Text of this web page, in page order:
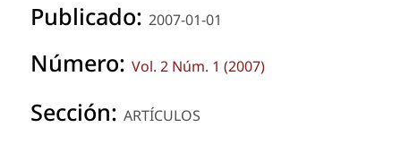
Publicado: 2007-01-01
Número: Vol. 2 Núm. 1 (2007)
Sección: ARTÍCULOS